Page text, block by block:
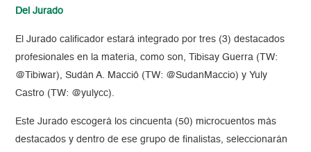
Del Jurado
El Jurado calificador estará integrado por tres (3) destacados
profesionales en la materia, como son, Tibisay Guerra (TW:
@Tibiwar), Sudán A. Macciô (TW: @SudanMaccio) y Yuly
Castro (TW: @yulycc).
Este Jurado escogerá los cincuenta (50) microcuentos más
destacados y dentro de ese grupo de finalistas, seleccionarán